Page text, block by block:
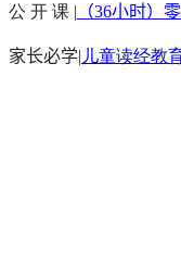
公 开 课 | （36小时）
家长必学| 儿童读经教